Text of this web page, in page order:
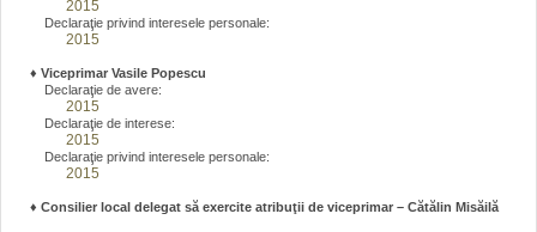
2015
Declaraţie privind interesele personale:
2015
♦ Viceprimar Vasile Popescu
Declaraţie de avere:
2015
Declaraţie de interese:
2015
Declaraţie privind interesele personale:
2015
♦ Consilier local delegat să exercite atribuţii de viceprimar – Cătălin Misăilă